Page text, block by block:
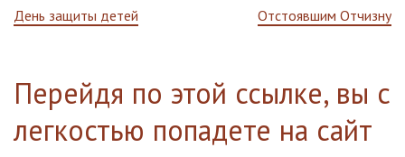
Навигация
записям
День защиты детей Отстоявшим Отчизну
Перейдя по этой ссылке, вы с
легкостью попадете на сайт